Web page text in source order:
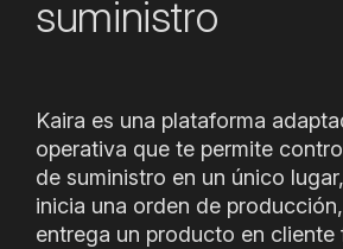
suministro
Kaira es una plataforma
operativa que te permite
de suministro en un único
inicia una orden de
entrega un producto en cliente